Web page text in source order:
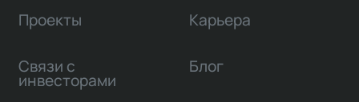
Проекты
Связи с
инвесторами
Карьера
Блог